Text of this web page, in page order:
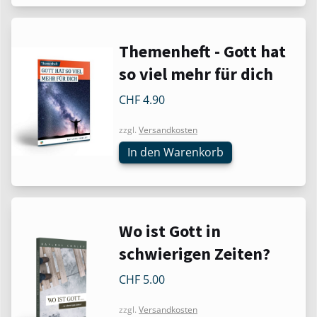
Themenheft - Gott hat
so viel mehr für dich
CHF4.90
zzgl. Versandkosten
In den Warenkorb
Wo ist Gott in
schwierigen Zeiten?
CHF 5.00
zzgl. Versandkosten